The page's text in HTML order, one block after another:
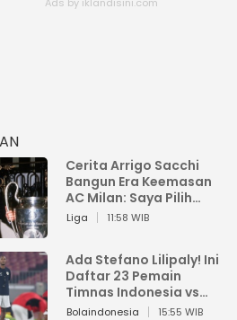
Cerita Arrigo Sacchi
Bangun Era Keemasan
AC Milan: Saya Pilih
Pemain dari Isi Otaknya
Liga 11:58 WIB
Ada Stefano Lilipaly! Ini
Daftar 23 Pemain
Timnas Indonesia vs
China
Bolaindonesia 15:55 WIB